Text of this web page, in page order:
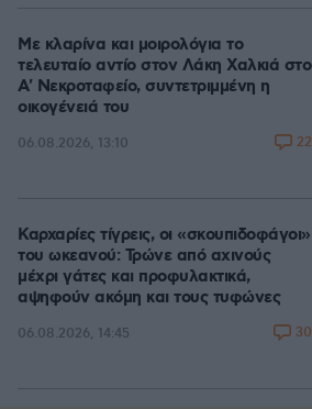
Με κλαρίνα και μοιρολόγια το
τελευταίο αντίο στον Λάκη Χαλκιά στο
A' Νεκροταφείο, συντετριμμένη η
οικογένειά του
06.08.2026, 13:10 22
Καρχαρίες τίγρεις, οι «σκουπιδοφάγοι»
του ωκεανού: Τρώνε από αχινούς
μέχρι γάτες και προφυλακτικά,
αψηφούν ακόμη και τους τυφώνες
06.08.2026, 14:45 30